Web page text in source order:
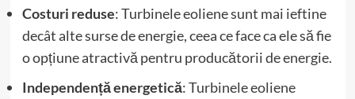
Costuri reduse: Turbinele eoliene sunt mai ieftine
decât alte surse de energie, ceea ce face ca ele să fie
o opțiune atractivă pentru producătorii de energie.
Independență energetică: Turbinele eoliene